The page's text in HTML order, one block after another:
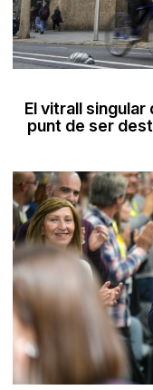
El vitrall
punt de ser